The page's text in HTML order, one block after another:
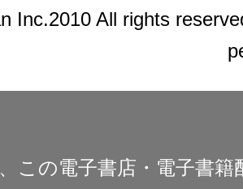
Inc.2010 All rights
この電子書店・電子書